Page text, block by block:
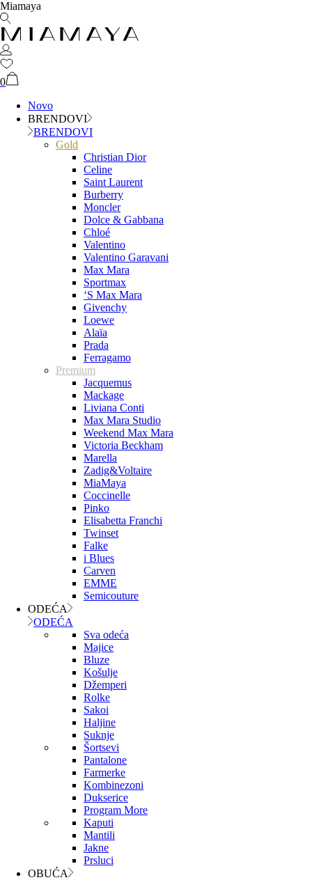
Miamaya
0
Novo
BRENDOVI
BRENDOVI
Gold
Christian Dior
Celine
Saint Laurent
Burberry
Moncler
Dolce & Gabbana
Chloé
Valentino
Valentino Garavani
Max Mara
Sportmax
‘S Max Mara
Givenchy
Loewe
Alaïa
Prada
Ferragamo
Premium
Jacquemus
Mackage
Liviana Conti
Max Mara Studio
Weekend Max Mara
Victoria Beckham
Marella
Zadig&Voltaire
MiaMaya
Coccinelle
Pinko
Elisabetta Franchi
Twinset
Falke
i Blues
Carven
EMME
Semicouture
ODEĆA
ODEĆA
Sva odeća
Majice
Bluze
Košulje
Džemperi
Rolke
Sakoi
Haljine
Suknje
Šortsevi
Pantalone
Farmerke
Kombinezoni
Dukserice
Program More
Kaputi
Mantili
Jakne
Prsluci
OBUĆA